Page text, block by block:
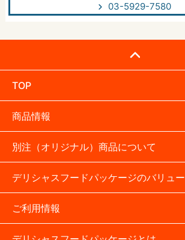
03-5929-7580
TOP
商品情報
別注（オリジナル）商品について
デリシャスフードパッケージのバリュー
ご利用情報